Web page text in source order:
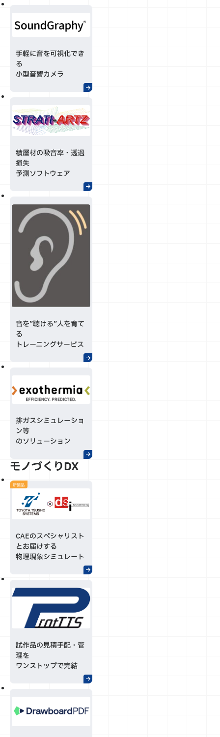
手軽に音を可視化でき
る
小型音響カメラ
積層材の吸音率・透過
損失
予測ソフトウェア
音を”聴ける”人を育て
る
トレーニングサービス
排ガスシミュレーショ
ン等
のソリューション
モノづくりDX
新製品
CAEのスペシャリスト
とお届けする
物理現象シミュレート
試作品の見積手配・管
理を
ワンストップで完結